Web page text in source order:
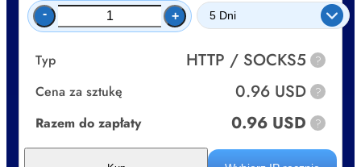
- +
Typ HTTP / SOCKS5 ?
Cena za sztukę 0.96 USD ?
Razem do zapłaty 0.96 USD ?